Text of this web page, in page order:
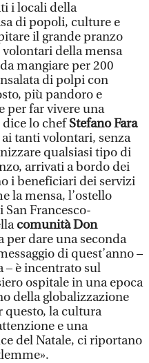
i locali della
di popoli, culture e
il grande pranzo
della mensa
mangiare per 200
di polpi con
più pandoro e
per far vivere una
dice lo chefStefano Fara
tanti volontari, senza
qualsiasi tipo di
arrivati a bordo dei
i beneficiari dei servizi
la mensa, l’ostello
Francesco-
comunità Don
per dare una seconda
di quest’anno –
– è incentrato sul
ospitale in una epoca
della globalizzazione
questo, la cultura
e una
del Natale, ci riportano